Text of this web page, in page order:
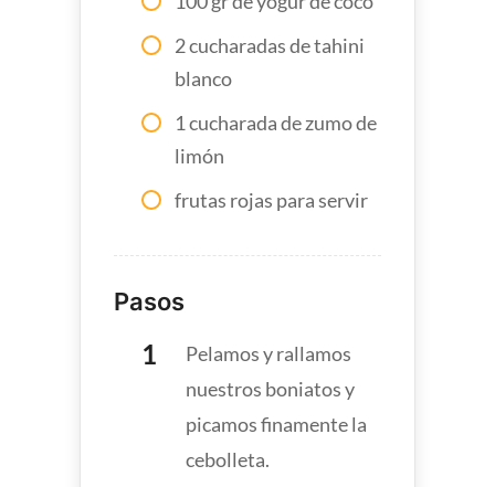
2 cucharadas de tahini
blanco
1 cucharada de zumo de
limón
frutas rojas para servir
Pasos
Pelamos y rallamos
nuestros boniatos y
picamos finamente la
cebolleta.